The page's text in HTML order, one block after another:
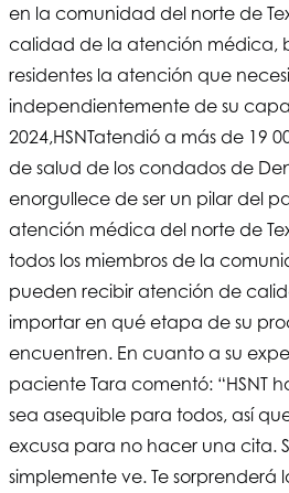
en la comunidad del norte de
calidad de la atención médica,
residentes la atención que
independientemente de su
2024,HSNTatendió a más de 19
de salud de los condados de
enorgullece de ser un pilar del
atención médica del norte de
todos los miembros de la
pueden recibir atención de
importar en qué etapa de su
encuentren. En cuanto a su
paciente Tara comentó: “HSNT
sea asequible para todos, así
excusa para no hacer una cita.
simplemente ve. Te